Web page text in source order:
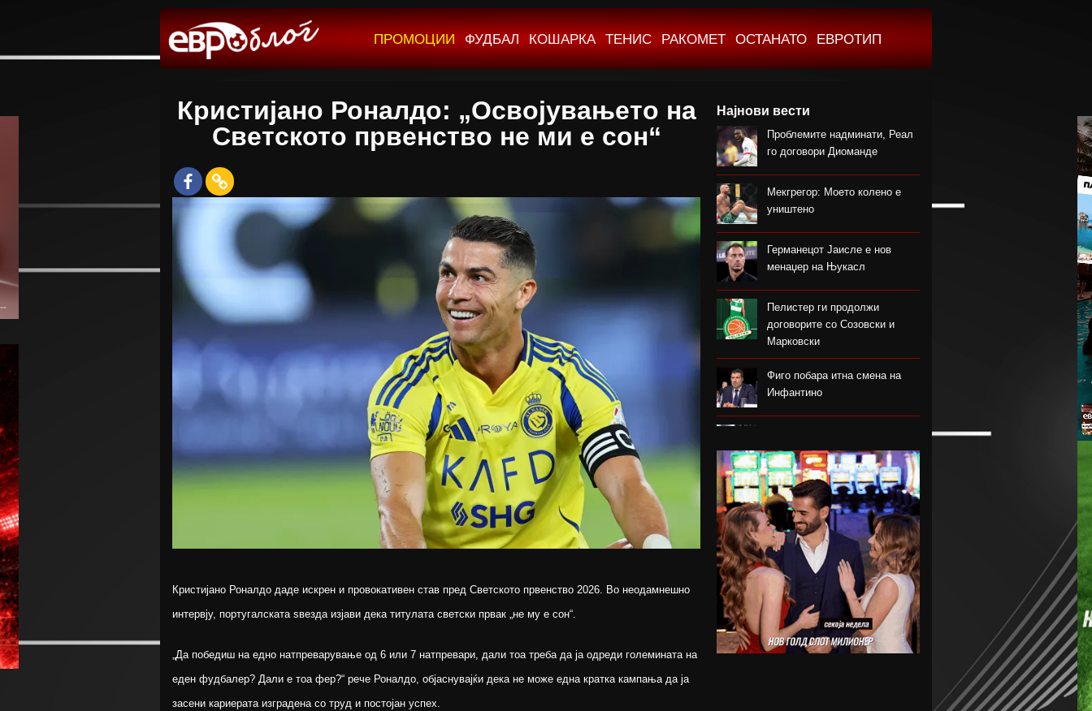
ПРОМОЦИИ ФУДБАЛ КОШАРКА ТЕНИС РАКОМЕТ ОСТАНАТО ЕВРОТИП
Кристијано Роналдо: „Освојувањето на
Светското првенство не ми е сон“
Кристијано Роналдо даде искрен и провокативен став пред Светското првенство 2026. Во неодамнешно
интервју, португалската ѕвезда изјави дека титулата светски првак „не му е сон“.
„Да победиш на едно натпреварување од 6 или 7 натпревари, дали тоа треба да ја одреди големината на
еден фудбалер? Дали е тоа фер?“ рече Роналдо, објаснувајќи дека не може една кратка кампања да ја
засени кариерата изградена со труд и постојан успех.
Најнови вести
Проблемите надминати, Реал
го договори Диоманде
Мекгрегор: Моето колено е
уништено
Германецот Јаисле е нов
менаџер на Њукасл
Пелистер ги продолжи
договорите со Созовски и
Марковски
Фиго побара итна смена на
Инфантино
подготовките во Крушево
РБ Лајпциг го врати голманот
Ниланд
Блатер лобира за прва жена
на чело на ФИФА
Нотингем Форест го бара
Рејндерс како замена за
Андерсон